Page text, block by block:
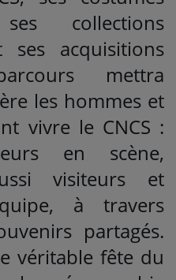
ses collections
ses acquisitions
mettra
les hommes et
vivre le CNCS :
en scène,
visiteurs et
à travers
partagés.
véritable fête du